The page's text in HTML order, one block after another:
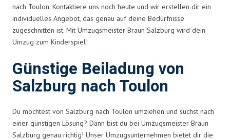
nach Toulon. Kontaktiere uns noch heute und wir erstellen dir ein
individuelles Angebot, das genau auf deine Bedürfnisse
zugeschnitten ist. Mit Umzugsmeister Braun Salzburg wird dein
Umzug zum Kinderspiel!
Günstige Beiladung von
Salzburg nach Toulon
Du möchtest von Salzburg nach Toulon umziehen und suchst nach
einer günstigen Lösung? Dann bist du bei Umzugsmeister Braun
Salzburg genau richtig! Unser Umzugsunternehmen bietet dir die